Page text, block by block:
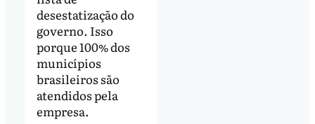
desestatização do
governo. Isso
porque 100% dos
municípios
brasileiros são
atendidos pela
empresa.